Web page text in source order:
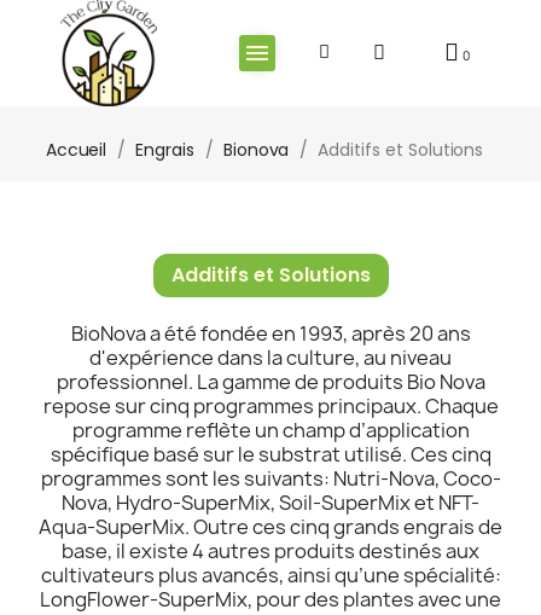
Accueil Engrais Bionova Additifs et Solutions
Additifs et Solutions
BioNova a été fondée en 1993, après 20 ans
d'expérience dans la culture, au niveau
professionnel. La gamme de produits Bio Nova
repose sur cinq programmes principaux. Chaque
programme reflète un champ d’application
spécifique basé sur le substrat utilisé. Ces cinq
programmes sont les suivants: Nutri-Nova, Coco-
Nova, Hydro-SuperMix, Soil-SuperMix et NFT-
Aqua-SuperMix. Outre ces cinq grands engrais de
base, il existe 4 autres produits destinés aux
cultivateurs plus avancés, ainsi qu’une spécialité:
LongFlower-SuperMix, pour des plantes avec une